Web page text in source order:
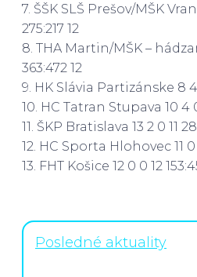
7. ŠŠK SLŠ Prešov/MŠK
275:217 12
8. THA Martin/MŠK –
363:472 12
9. HK Slávia Partizánske 8
10. HC Tatran Stupava 10 4
11. ŠKP Bratislava 13 2 0 11
12. HC Sporta Hlohovec 11 0
13. FHT Košice 12 0 0 12
Posledné aktuality